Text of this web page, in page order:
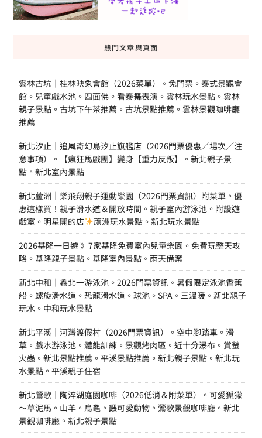
熱門文章與頁面
雲林古坑｜桂林映象會館（2026菜單）。免門票。泰式景觀會
館。兒童戲水池。四面佛。看泰舞表演。雲林玩水景點。雲林
親子景點。古坑下午茶推薦。古坑景點推薦。雲林景觀咖啡廳
推薦
新北汐止｜追風奇幻島汐止旗艦店（2026門票優惠／場次／注
意事項）。【瘋狂馬戲團】變身【重力反叛】。新北親子景
點。新北室內景點
新北蘆洲｜樂飛翔親子運動樂園（2026門票資訊）附菜單。優
惠這樣買！親子滑水道＆開放時間。親子室內游泳池。附設遊
戲室。明星開的店
蘆洲玩水景點。新北玩水景點
2026基隆一日遊 》7家基隆免費室內兒童樂園。免費玩整天攻
略。基隆親子景點。基隆室內景點。雨天備案
新北中和｜鑫北一游泳池。2026門票資訊。暑假限定泳池香蕉
船。螺旋滑水道。恐龍滑水道。球池。SPA。三溫暖。新北親子
玩水。中和玩水景點
新北平溪｜河灣渡假村（2026門票資訊）。空中腳踏車。滑
草。戲水游泳池。體能訓練。景觀烤肉區。近十分瀑布。賞螢
火蟲。新北景點推薦。平溪景點推薦。新北親子景點。新北玩
水景點。平溪親子住宿
新北鶯歌｜陶淬湖庭園咖啡（2026低消＆附菜單）。可愛狐獴
～草泥馬。山羊。烏龜。餵可愛動物。鶯歌景觀咖啡廳。新北
景觀咖啡廳。新北親子景點